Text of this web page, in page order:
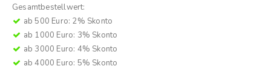
Gesamtbestellwert:
ab 500 Euro: 2% Skonto
ab 1000 Euro: 3% Skonto
ab 3000 Euro: 4% Skonto
ab 4000 Euro: 5% Skonto